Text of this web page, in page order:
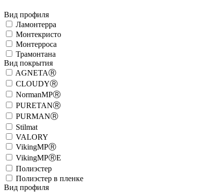
Вид профиля
Ламонтерра
Монтекристо
Монтерроса
Трамонтана
Вид покрытия
AGNETAⓇ
CLOUDYⓇ
NormanMPⓇ
PURETANⓇ
PURMANⓇ
Stilmat
VALORY
VikingMPⓇ
VikingMPⓇE
Полиэстер
Полиэстер в пленке
Вид профиля